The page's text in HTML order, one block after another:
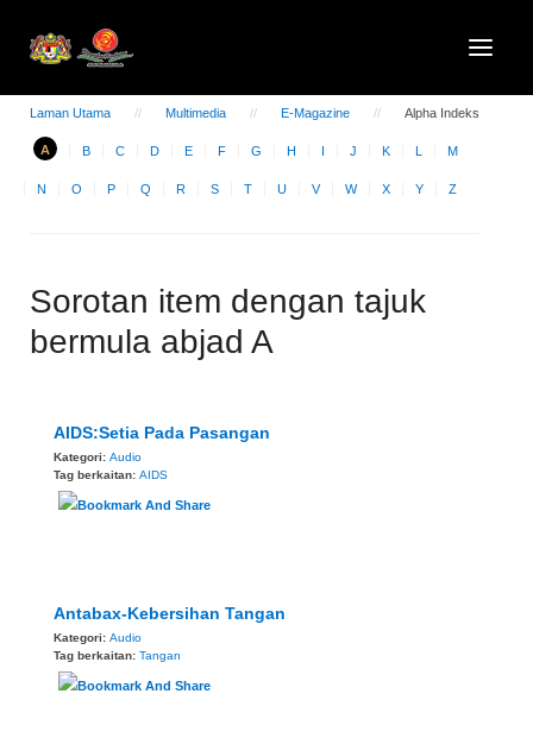
Laman Utama Multimedia E-Magazine Alpha Indeks
A B C D E F G H I J K L M
N O P Q R S T U V W X Y Z
Sorotan item dengan tajuk
bermula abjad A
AIDS:Setia Pada Pasangan
Kategori: Audio
Tag berkaitan: AIDS
Antabax-Kebersihan Tangan
Kategori: Audio
Tag berkaitan: Tangan